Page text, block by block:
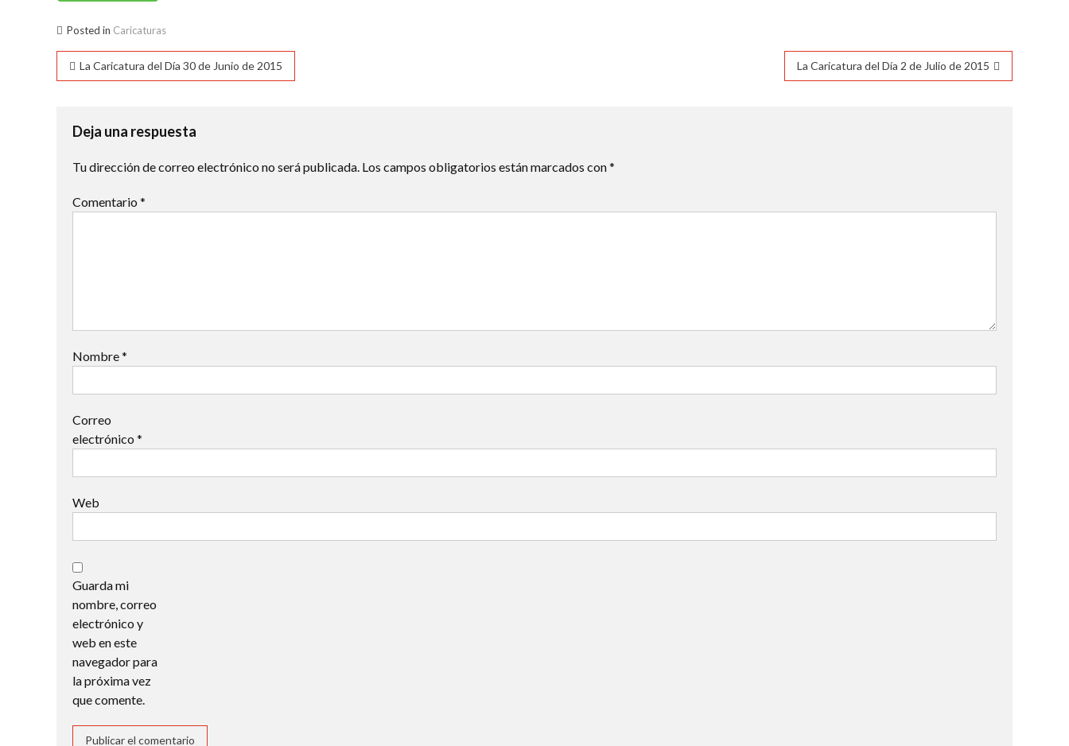
Posted in Caricaturas
Navegación
entradas
La Caricatura del Día 30 de Junio de 2015 La Caricatura del Día 2 de Julio de 2015
Deja una respuesta
Tu dirección de correo electrónico no será publicada. Los campos obligatorios están marcados con*
Comentario *
Nombre*
Correo
electrónico *
Web
Guarda mi
nombre, correo
electrónico y
web en este
navegador para
la próxima vez
que comente.